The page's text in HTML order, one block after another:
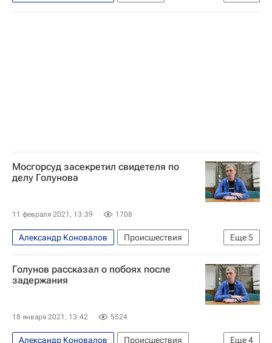
Санкт-Петербург
Россия
Мосгорсуд засекретил свидетеля по
делу Голунова
11 февраля 2021, 13:39 1708
Еще5
Александр Коновалов
Происшествия
Москва
Следственный комитет России (СК РФ)
Министерство внутренних дел РФ (МВД России)
Голунов рассказал о побоях после
задержания
18 января 2021, 13:42 5524
Еще4
Александр Коновалов
Происшествия